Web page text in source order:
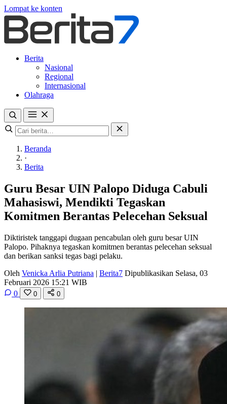
Lompat ke konten
Berita
Nasional
Regional
Internasional
Olahraga
Beranda
·
Berita
Guru Besar UIN Palopo Diduga Cabuli
Mahasiswi, Mendikti Tegaskan
Komitmen Berantas Pelecehan Seksual
Diktiristek tanggapi dugaan pencabulan oleh guru besar UIN
Palopo. Pihaknya tegaskan komitmen berantas pelecehan seksual
dan berikan sanksi tegas bagi pelaku.
Oleh Venicka Arlia Putriana | Berita7 Dipublikasikan Selasa, 03
Februari 2026 15:21 WIB
0
0 0